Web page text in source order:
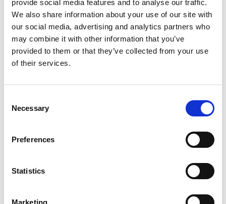
provide social media features and to analyse our traffic.
We also share information about your use of our site with
our social media, advertising and analytics partners who
may combine it with other information that you’ve
provided to them or that they’ve collected from your use
of their services.
Selection
Necessary
Preferences
Statistics
Marketing
Extrude Hone 将再次参加MECSPE，展示有利于
制造业的自动化去毛刺解决方案。
而提供卓越的去毛刺能力。